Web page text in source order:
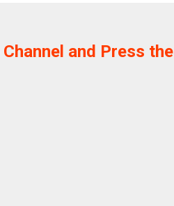
and Press the